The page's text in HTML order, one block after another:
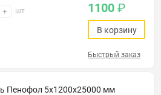
+ шт 1100 ₽
В корзину
Быстрый заказ
Пенофол 5х1200х25000 мм